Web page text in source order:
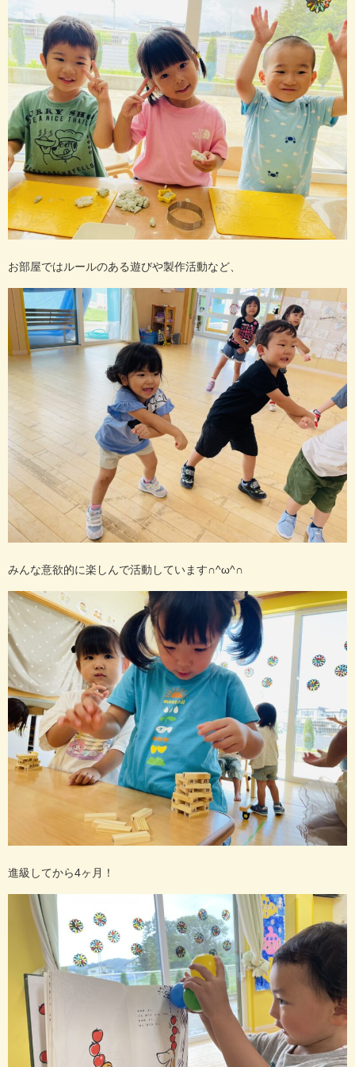
お部屋ではルールのある遊びや製作活動など、
みんな意欲的に楽しんで活動しています∩^ω^∩
進級してから4ヶ月！